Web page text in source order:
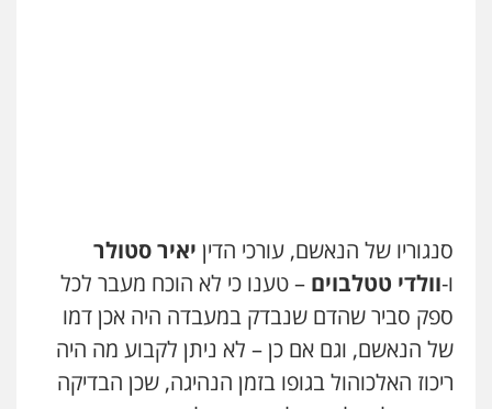
סנגוריו של הנאשם, עורכי הדין יאיר סטולר
ו-וולדי טטלבוים – טענו כי לא הוכח מעבר לכל
ספק סביר שהדם שנבדק במעבדה היה אכן דמו
של הנאשם, וגם אם כן – לא ניתן לקבוע מה היה
ריכוז האלכוהול בגופו בזמן הנהיגה, שכן הבדיקה